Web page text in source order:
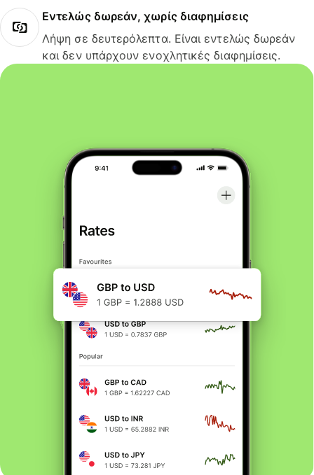
Εντελώς δωρεάν, χωρίς διαφημίσεις
Λήψη σε δευτερόλεπτα. Είναι εντελώς δωρεάν
και δεν υπάρχουν ενοχλητικές διαφημίσεις.